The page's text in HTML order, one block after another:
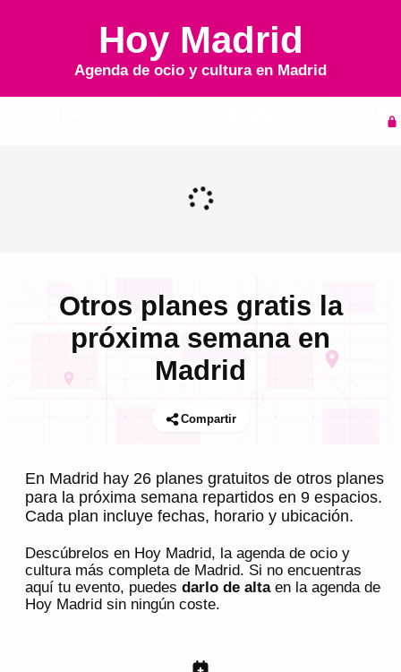
Hoy Madrid
Agenda de ocio y cultura en Madrid
Otros planes gratis la
próxima semana en
Madrid
Compartir
En Madrid hay 26 planes gratuitos de otros planes
para la próxima semana repartidos en 9 espacios.
Cada plan incluye fechas, horario y ubicación.
Descúbrelos en Hoy Madrid, la agenda de ocio y
cultura más completa de Madrid. Si no encuentras
aquí tu evento, puedes darlo de altaen la agenda de
Hoy Madrid sin ningún coste.